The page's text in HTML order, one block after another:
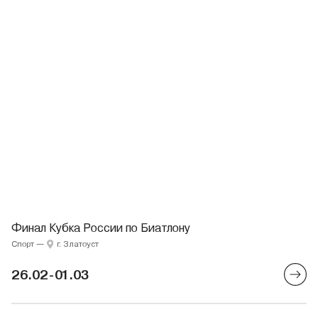
Финал Кубка России по Биатлону
Спорт — г. Златоуст
26.02-01.03